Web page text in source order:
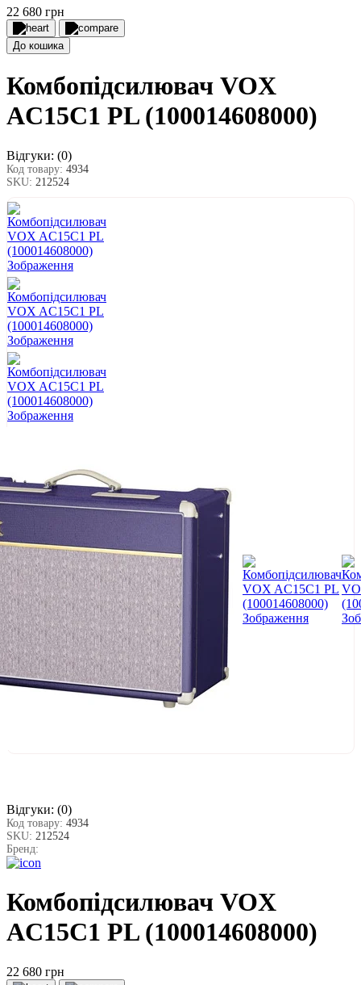
22 680 грн
До кошика
Комбопідсилювач VOX
AC15C1 PL (100014608000)
Відгуки: (0)
Код товару: 4934
SKU: 212524
Відгуки: (0)
Код товару: 4934
SKU: 212524
Бренд:
Комбопідсилювач VOX
AC15C1 PL (100014608000)
22 680 грн